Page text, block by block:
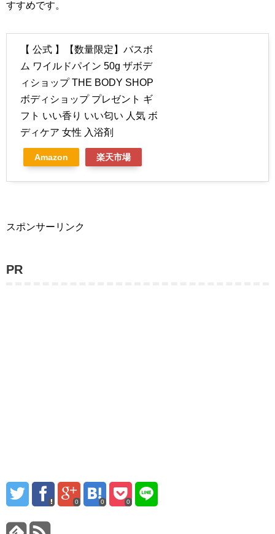
すすめです。
【 公式 】【数量限定】バスボ
ム ワイルドパイン 50g ザボデ
ィショップ THE BODY SHOP
ボディショップ プレゼント ギ
フト いい香り いい匂い 人気 ボ
ディケア 女性 入浴剤
Amazon 楽天市場
スポンサーリンク
PR
0 0 0